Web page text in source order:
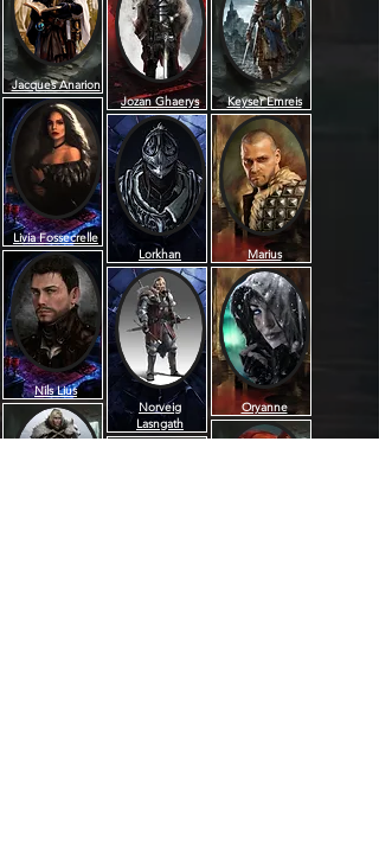
Jacques Anarion
Livia Fossecrelle
Nils Lius
Jozan Ghaerys
Lorkhan
Norveig
Lasngath
Keyser Emreis
Marius
Oryanne